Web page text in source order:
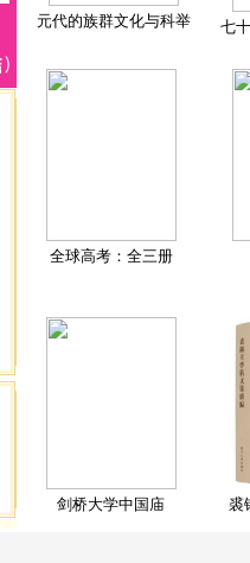
元代的族群文化与科举 七
全球高考：全三册
剑桥大学中国庙 裘